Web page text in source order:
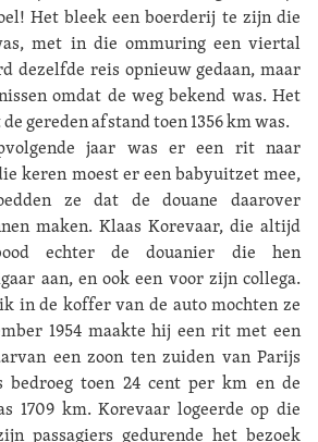
Het bleek een boerderij te zijn die
met in die ommuring een viertal
dezelfde reis opnieuw gedaan, maar
omdat de weg bekend was. Het
gereden afstand toen 1356 km was.
jaar was er een rit naar
keren moest er een babyuitzet mee,
ze dat de douane daarover
maken. Klaas Korevaar, die altijd
echter de douanier die hen
aan, en ook een voor zijn collega.
in de koffer van de auto mochten ze
1954 maakte hij een rit met een
een zoon ten zuiden van Parijs
toen 24 cent per km en de
1709 km. Korevaar logeerde op die
passagiers gedurende het bezoek